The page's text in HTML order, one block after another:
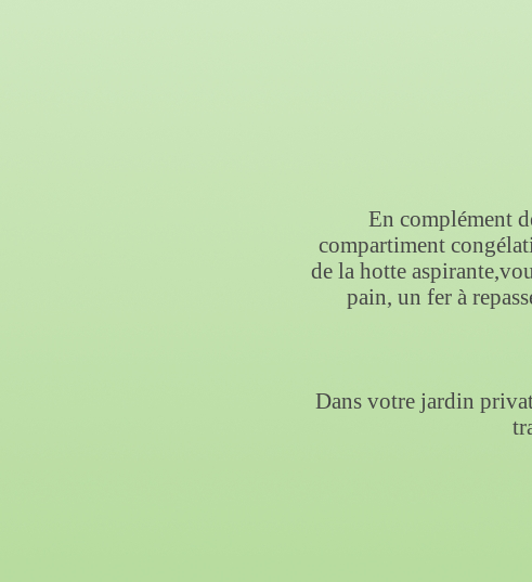
En complément
compartiment
de la hotte
pain, un fer à
Dans votre jardin